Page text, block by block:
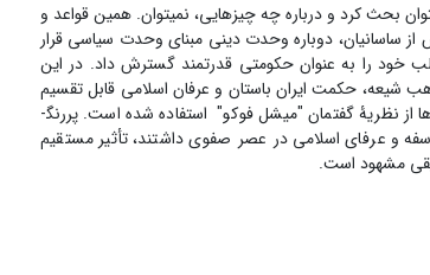
بحث کرد و درباره چه چیزهایی، نمی­توان. همین قواعد و
ساسانیان، دوباره وحدت دینی مبنای وحدت سیاسی قرار
خود را به عنوان حکومتی قدرتمند گسترش داد. در این
شیعه، حکمت ایران باستان و عرفان اسلامی قابل تقسیم
است- بر نگاره‌های دارای صحنه‌های موسیقی بررسی شود. در این پژوهش توصیفی-تحلیلی، برای تحلیل داده‌ها از نظریۀ گفتمان "میشل فوکو" استفاده‌ شده است. پررنگ­
و عرفای اسلامی در عصر صفوی داشتند، تأثیر مستقیم
مشهود است.